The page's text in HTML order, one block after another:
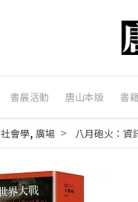
書展活動 唐山本版 書
社會學, 廣場 八月砲火：資